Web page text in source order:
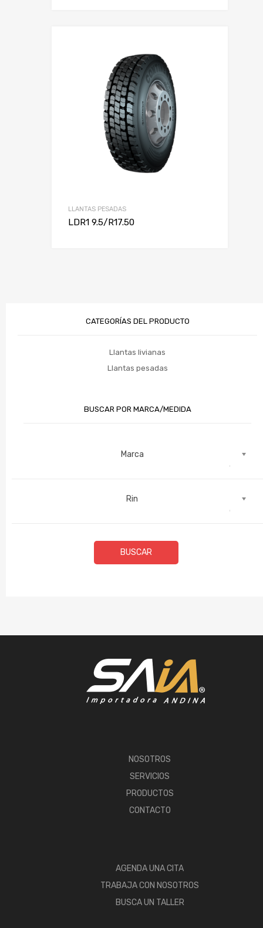
LLANTAS PESADAS
LDR1 9.5/R17.50
CATEGORÍAS DEL PRODUCTO
Llantas livianas
Llantas pesadas
BUSCAR POR MARCA/MEDIDA
Marca
Rin
BUSCAR
NOSOTROS
SERVICIOS
PRODUCTOS
CONTACTO
AGENDA UNA CITA
TRABAJA CON NOSOTROS
BUSCA UN TALLER